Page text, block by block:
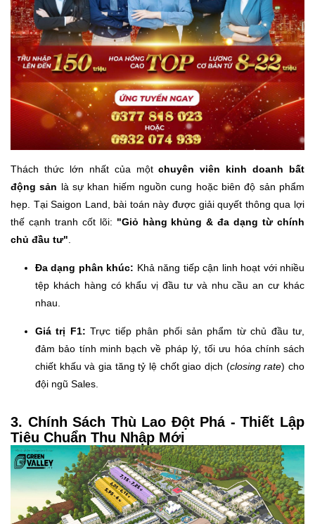
Thách thức lớn nhất của mộtchuyên viên kinh doanh bất
động sản là sự khan hiếm nguồn cung hoặc biên độ sản phẩm
hẹp. Tại Saigon Land, bài toán này được giải quyết thông qua lợi
thế cạnh tranh cốt lõi: "Giỏ hàng khủng & đa dạng từ chính
chủ đầu tư".
Đa dạng phân khúc: Khả năng tiếp cận linh hoạt với nhiều
tệp khách hàng có khẩu vị đầu tư và nhu cầu an cư khác
nhau.
Giá trị F1: Trực tiếp phân phối sản phẩm từ chủ đầu tư,
đảm bảo tính minh bạch về pháp lý, tối ưu hóa chính sách
chiết khấu và gia tăng tỷ lệ chốt giao dịch (closing rate) cho
đội ngũ Sales.
3. Chính Sách Thù Lao Đột Phá - Thiết Lập
Tiêu Chuẩn Thu Nhập Mới